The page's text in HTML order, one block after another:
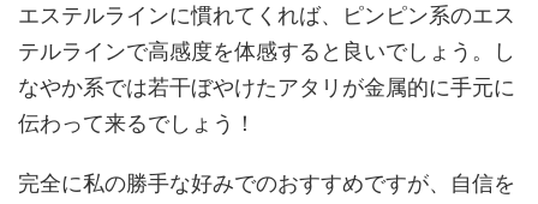
エステルラインに慣れてくれば、ピンピン系のエス
テルラインで高感度を体感すると良いでしょう。し
なやか系では若干ぼやけたアタリが金属的に手元に
伝わって来るでしょう！
完全に私の勝手な好みでのおすすめですが、自信を